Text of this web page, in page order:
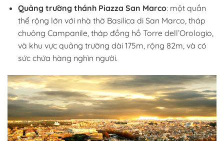
Quảng trường thánh Piazza San Marco: một quần
thể rộng lớn với nhà thờ Basilica di San Marco, tháp
chuông Campanile, tháp đồng hồ Torre dell’Orologio,
và khu vực quảng trường dài 175m, rộng 82m, và có
sức chứa hàng nghìn người.